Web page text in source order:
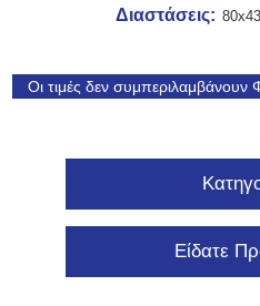
Διαστάσεις:
Οι τιμές δεν
Είδατε